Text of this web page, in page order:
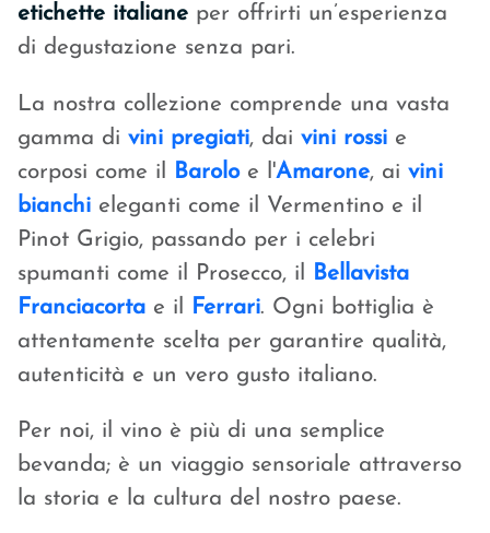
etichette italianeper offrirti un’esperienza
di degustazione senza pari.
La nostra collezione comprende una vasta
gamma di vini pregiati, dai vini rossie
corposi come il
Baroloe l'Amarone, ai vini
bianchieleganti come il Vermentino e il
Pinot Grigio, passando per i celebri
spumanti come il Prosecco, il
Bellavista
Franciacortae il Ferrari. Ogni bottiglia è
attentamente scelta per garantire qualità,
autenticità e un vero gusto italiano.
Per noi, il vino è più di una semplice
bevanda; è un viaggio sensoriale attraverso
la storia e la cultura del nostro paese.